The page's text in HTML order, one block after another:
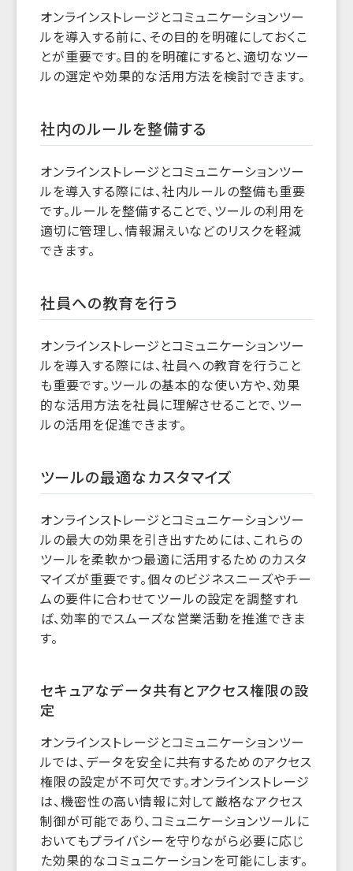
オンラインストレージとコミュニケーションツー
ルを導入する前に、その目的を明確にしておくこ
とが重要です。目的を明確にすると、適切なツー
ルの選定や効果的な活用方法を検討できます。
社内のルールを整備する
オンラインストレージとコミュニケーションツー
ルを導入する際には、社内ルールの整備も重要
です。ルールを整備することで、ツールの利用を
適切に管理し、情報漏えいなどのリスクを軽減
できます。
社員への教育を行う
オンラインストレージとコミュニケーションツー
ルを導入する際には、社員への教育を行うこと
も重要です。ツールの基本的な使い方や、効果
的な活用方法を社員に理解させることで、ツー
ルの活用を促進できます。
ツールの最適なカスタマイズ
オンラインストレージとコミュニケーションツー
ルの最大の効果を引き出すためには、これらの
ツールを柔軟かつ最適に活用するためのカスタ
マイズが重要です。個々のビジネスニーズやチー
ムの要件に合わせてツールの設定を調整すれ
ば、効率的でスムーズな営業活動を推進できま
す。
セキュアなデータ共有とアクセス権限の設
定
オンラインストレージとコミュニケーションツー
ルでは、データを安全に共有するためのアクセス
権限の設定が不可欠です。オンラインストレージ
は、機密性の高い情報に対して厳格なアクセス
制御が可能であり、コミュニケーションツールに
おいてもプライバシーを守りながら必要に応じ
た効果的なコミュニケーションを可能にします。